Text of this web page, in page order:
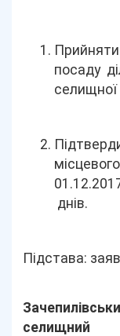
посаду
днів.
Підстава:
селищний